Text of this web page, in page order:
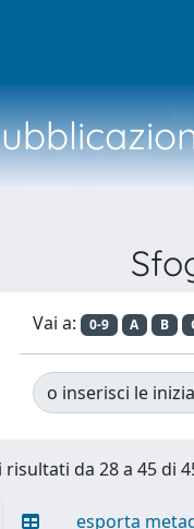
Vai a: 0-9 A B
o inserisci le
da 28 a 45 di
esporta